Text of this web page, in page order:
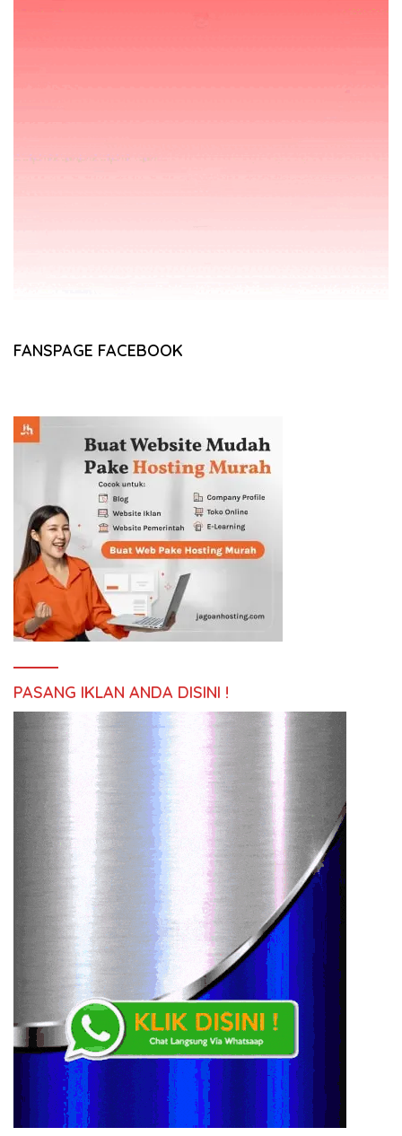
FANSPAGE FACEBOOK
PASANG IKLAN ANDA DISINI !